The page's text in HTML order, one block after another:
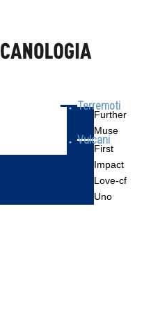
Terremoti
Further
Muse
Vulcani
First
Impact
Love-cf
Uno